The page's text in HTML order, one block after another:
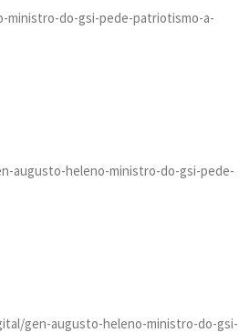
ministro-do-gsi-pede-patriotismo-a-
augusto-heleno-ministro-do-gsi-pede-
gen-augusto-heleno-ministro-do-gsi-